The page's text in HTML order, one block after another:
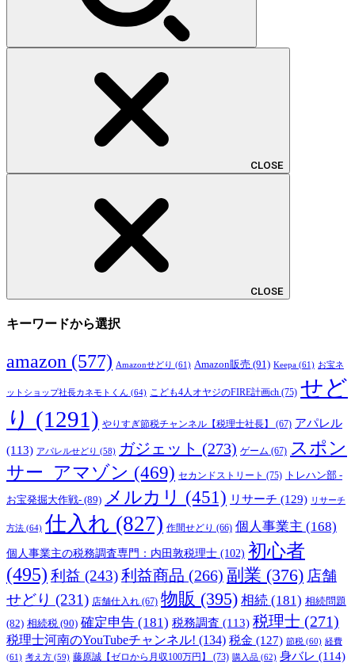
CLOSE
CLOSE
キーワードから選択
amazon (577) Amazonせどり (61) Amazon販売 (91) Keepa (61) お宝ネ
ットショップ社長カネモトくん (64) こども4人オヤジのFIRE計画ch (75) せど
り (1291) やりすぎ節税チャンネル【税理士社長】 (67) アパレル
(113) アパレルせどり (58) ガジェット (273) ゲーム (67) スポン
サー_アマゾン (469) セカンドストリート (75) トレハン部 -
お宝発掘大作戦- (89) メルカリ (451) リサーチ (129) リサーチ
方法 (64) 仕入れ (827) 作間せどり (66) 個人事業主 (168)
個人事業主の税務調査専門：内田敦税理士 (102) 初心者
(495) 利益 (243)利益商品 (266) 副業 (376) 店舗
せどり (231) 店舗仕入れ (67) 物販 (395) 相続 (181) 相続問題
(82) 相続税 (90) 確定申告 (181) 税務調査 (113) 税理士 (271)
税理士河南のYouTubeチャンネル! (134) 税金 (127) 節税 (60) 経費
(61) 考え方 (59) 藤原誠【ゼロから月収100万円】 (73) 購入品 (62) 身バレ (114)